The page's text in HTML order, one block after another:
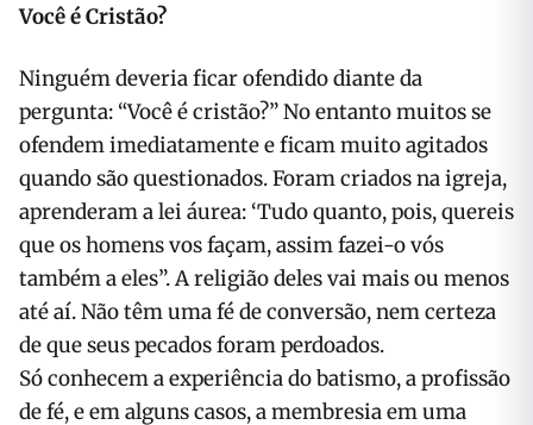
Você é Cristão?
Ninguém deveria ficar ofendido diante da
pergunta: “Você é cristão?” No entanto muitos se
ofendem imediatamente e ficam muito agitados
quando são questionados. Foram criados na igreja,
aprenderam a lei áurea: ‘Tudo quanto, pois, quereis
que os homens vos façam, assim fazei-o vós
também a eles”. A religião deles vai mais ou menos
até aí. Não têm uma fé de conversão, nem certeza
de que seus pecados foram perdoados.
Só conhecem a experiência do batismo, a profissão
de fé, e em alguns casos, a membresia em uma